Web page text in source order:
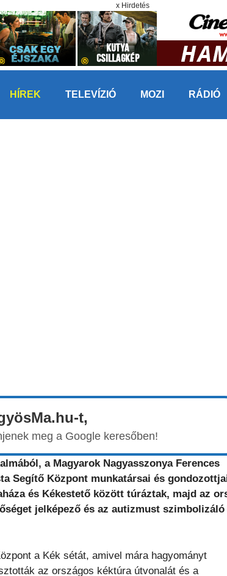
x Hirdetés
HÍREK TELEVÍZIÓ MOZI RÁDIÓ
t,
meg a Google keresőben!
a Magyarok Nagyasszonya Ferences
Segítő Központ munkatársai és
és Kékestető között túráztak, majd az
jelképező és az autizmust szimbolizáló
a Kék sétát, amivel mára hagyományt
az országos kéktúra útvonalát és a